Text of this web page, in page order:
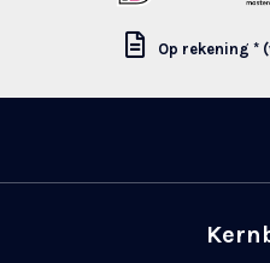
Op rekening *